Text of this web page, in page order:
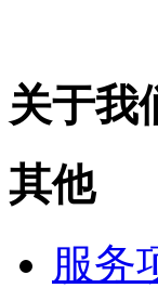
关于我
其他
服务